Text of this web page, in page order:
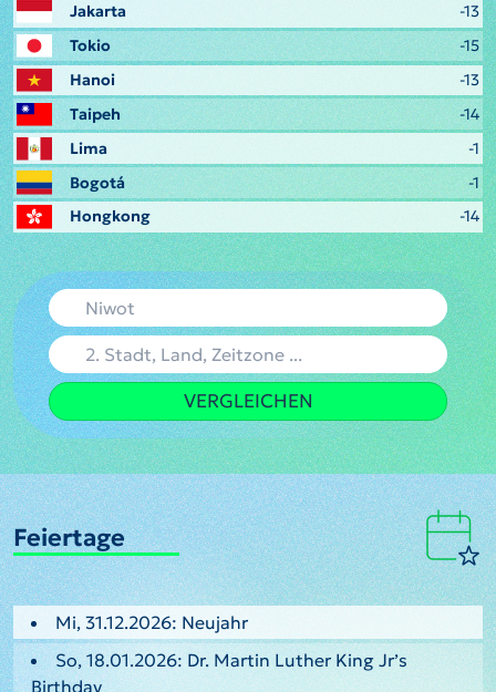
Jakarta
-13
Tokio
-15
Hanoi
-13
Taipeh
-14
Lima
-1
Bogotá
-1
Hongkong
-14
VERGLEICHEN
Feiertage
Mi, 31.12.2026: Neujahr
So, 18.01.2026: Dr. Martin Luther King Jr’s
Birthday